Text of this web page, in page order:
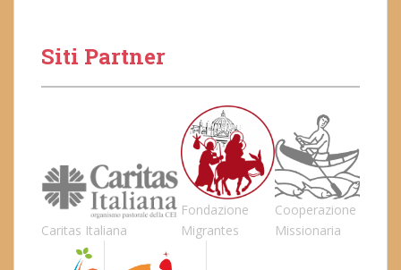
Siti Partner
Caritas Italiana
Fondazione
Migrantes
Cooperazione
Missionaria